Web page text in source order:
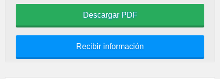
Descargar PDF
Recibir información